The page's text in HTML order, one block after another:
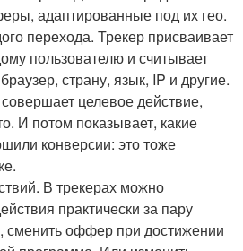
адаптированные под их гео.
перехода. Трекер присваивает
пользователю и считывает
страну, язык, IP и другие.
целевое действие,
И потом показывает, какие
конверсии: это тоже
В трекерах можно
практически за пару
сменить оффер при достижении